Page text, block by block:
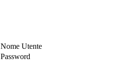
Nome Utente
Password